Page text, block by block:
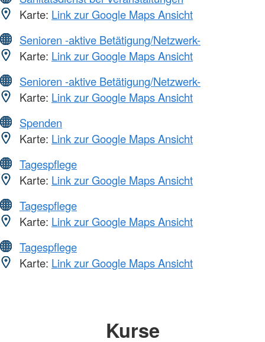
Karte: Link zur Google Maps Ansicht
Senioren -aktive Betätigung/Netzwerk-
Karte: Link zur Google Maps Ansicht
Senioren -aktive Betätigung/Netzwerk-
Karte: Link zur Google Maps Ansicht
Spenden
Karte: Link zur Google Maps Ansicht
Tagespflege
Karte: Link zur Google Maps Ansicht
Tagespflege
Karte: Link zur Google Maps Ansicht
Tagespflege
Karte: Link zur Google Maps Ansicht
Kurse